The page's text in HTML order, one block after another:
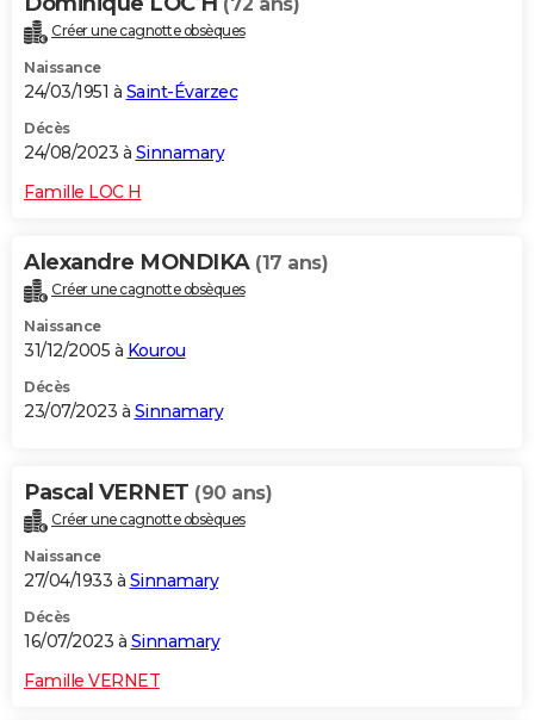
Créer une cagnotte obsèques
Naissance
24/03/1951 à Saint-Évarzec
Décès
24/08/2023 à Sinnamary
Famille LOC H
Alexandre MONDIKA (17 ans)
Créer une cagnotte obsèques
Naissance
31/12/2005 à Kourou
Décès
23/07/2023 à Sinnamary
Pascal VERNET (90 ans)
Créer une cagnotte obsèques
Naissance
27/04/1933 à Sinnamary
Décès
16/07/2023 à Sinnamary
Famille VERNET